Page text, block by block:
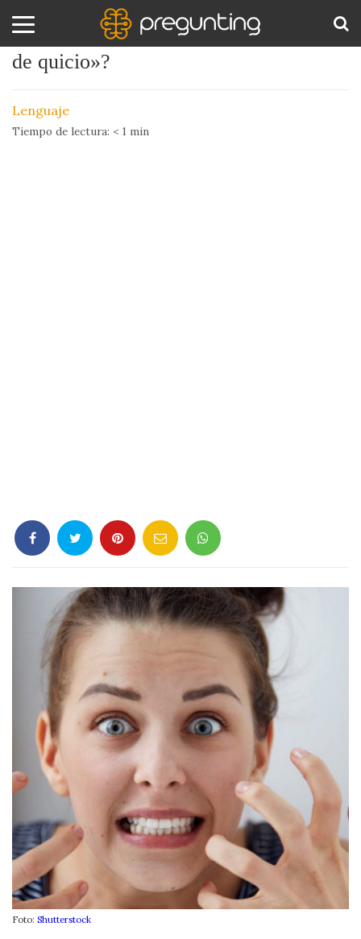
Amor
Sexo
Gastronomía
Lenguaje
Leyes
Literatura
Moda
y
Tendencias
Naturaleza
Psicología
Religión
¿De dónde viene la expresión «sacar
de quicio»?
Lenguaje
Tiempo de lectura: < 1 min
Foto: Shutterstock